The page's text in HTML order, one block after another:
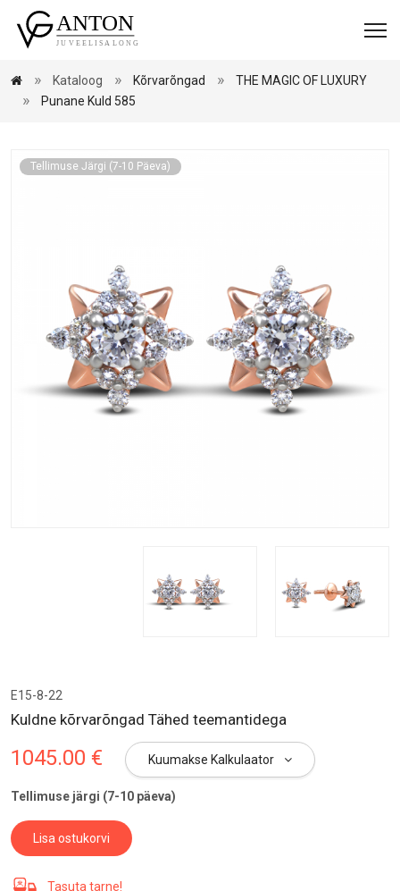
Kataloog Kõrvarõngad
THE MAGIC OF LUXURY
Punane Kuld 585
Tellimuse Järgi (7-10 Päeva)
E15-8-22
Kuldne kõrvarõngad Tähed teemantidega
1045.00 € Kuumakse Kalkulaator
Tellimuse järgi (7-10 päeva)
Lisa ostukorvi
Tasuta tarne!